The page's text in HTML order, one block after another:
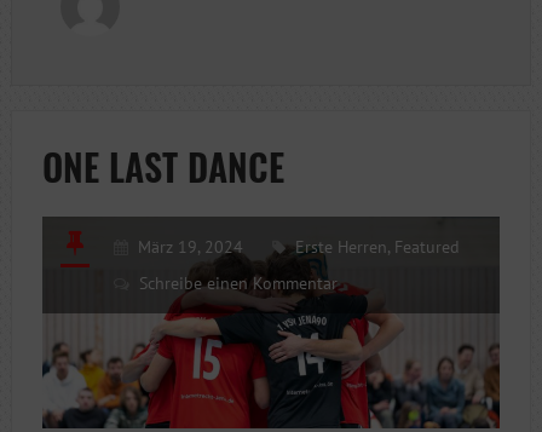
ONE LAST DANCE
März 19, 2024 Erste Herren, Featured
Schreibe einen Kommentar